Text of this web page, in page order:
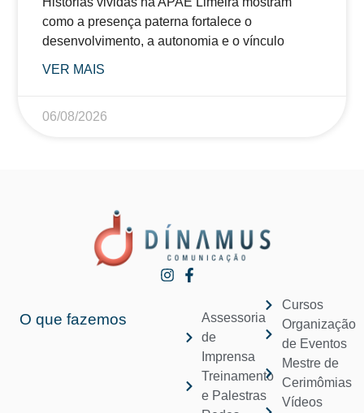
como a presença paterna fortalece o
desenvolvimento, a autonomia e o vínculo
VER MAIS
06/08/2026
O que fazemos
Assessoria
de
Imprensa
Treinamento
e Palestras
Cursos
Organização
de Eventos
Mestre de
Cerimômias
Vídeos